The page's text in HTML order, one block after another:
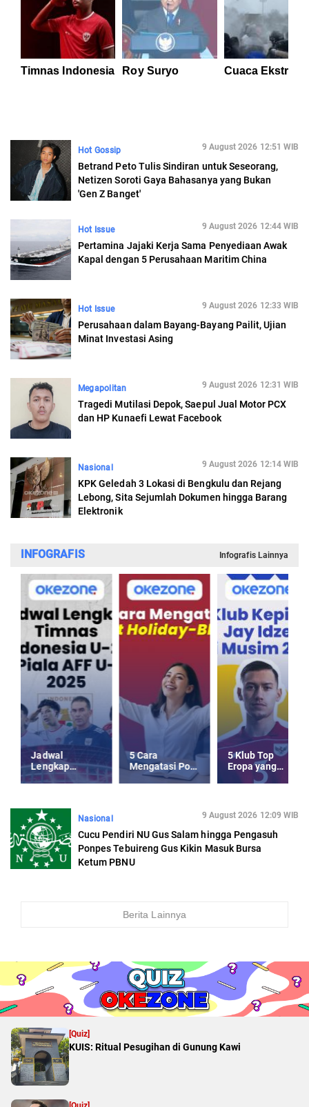
Timnas Indonesia Roy Suryo Cuaca Ekstrem
Hot Gossip 9 August 2026 12:51 WIB
Betrand Peto Tulis Sindiran untuk Seseorang,
Netizen Soroti Gaya Bahasanya yang Bukan
'Gen Z Banget'
Hot Issue 9 August 2026 12:44 WIB
Pertamina Jajaki Kerja Sama Penyediaan Awak
Kapal dengan 5 Perusahaan Maritim China
Hot Issue 9 August 2026 12:33 WIB
Perusahaan dalam Bayang-Bayang Pailit, Ujian
Minat Investasi Asing
Megapolitan 9 August 2026 12:31 WIB
Tragedi Mutilasi Depok, Saepul Jual Motor PCX
dan HP Kunaefi Lewat Facebook
Nasional 9 August 2026 12:14 WIB
KPK Geledah 3 Lokasi di Bengkulu dan Rejang
Lebong, Sita Sejumlah Dokumen hingga Barang
Elektronik
INFOGRAFIS Infografis Lainnya
Jadwal
Lengkap
Timnas
2025
5 Cara
Mengatasi Post
Holiday-Blues
5 Klub Top
Eropa yang
Kepincut Jay
Nasional 9 August 2026 12:09 WIB
Cucu Pendiri NU Gus Salam hingga Pengasuh
Ponpes Tebuireng Gus Kikin Masuk Bursa
Ketum PBNU
Berita Lainnya